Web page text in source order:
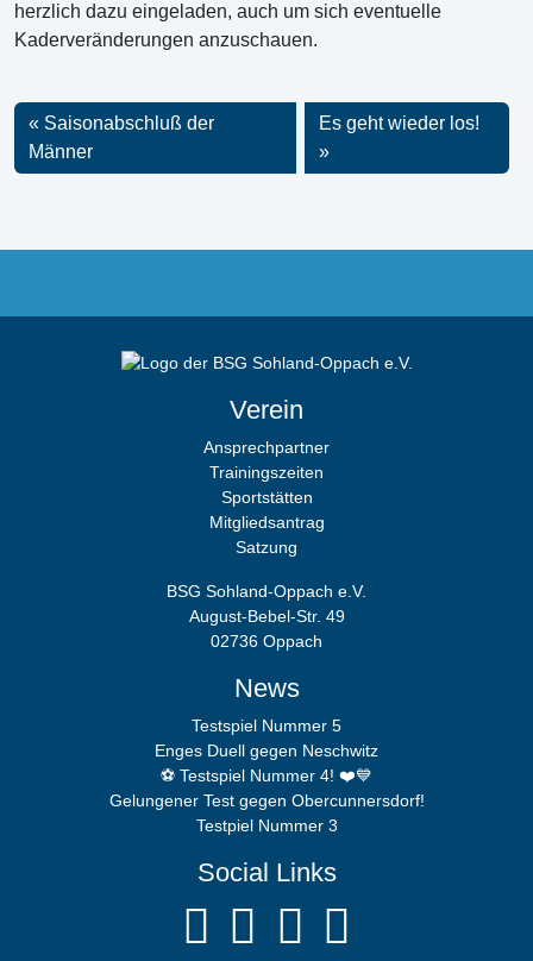
herzlich dazu eingeladen, auch um sich eventuelle
Kaderveränderungen anzuschauen.
Saisonabschluß der
Männer
Es geht wieder los!
Verein
Ansprechpartner
Trainingszeiten
Sportstätten
Mitgliedsantrag
Satzung
BSG Sohland-Oppach e.V.
August-Bebel-Str. 49
02736 Oppach
News
Testspiel Nummer 5
Enges Duell gegen Neschwitz
⚽️ Testspiel Nummer 4! ❤️💙
Gelungener Test gegen Obercunnersdorf!
Testpiel Nummer 3
Social Links